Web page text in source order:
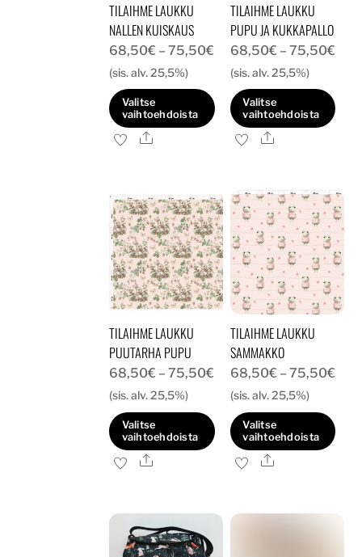
sivulla.
sivulla.
TILAIHME LAUKKU
NALLEN KUISKAUS
68,50€ – 75,50€ Hintaluokka:
68,50€
75,50€
(sis. alv. 25,5%)
Valitse
vaihtoehdoista
Tällä
useampi
muunnelma.
Voit
tehdä
valinnat
tuotteen
sivulla.
Ale
TILAIHME LAUKKU
PUPU JA KUKKAPALLO
68,50€ – 75,50€
(sis. alv. 25,5%)
Valitse
vaihtoehdoista
Tällä
useampi
muunnelma.
Voit
tehdä
valinnat
tuotteen
sivulla.
Ale
TILAIHME LAUKKU
PUUTARHA PUPU
68,50€ – 75,50€ Hintaluokka:
68,50€
75,50€
(sis. alv. 25,5%)
Valitse
vaihtoehdoista
Tällä
useampi
muunnelma.
Ale
TILAIHME LAUKKU
SAMMAKKO
68,50€ – 75,50€
(sis. alv. 25,5%)
Valitse
vaihtoehdoista
Tällä
Ale